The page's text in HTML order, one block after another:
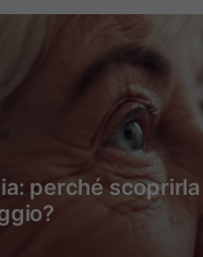
perché